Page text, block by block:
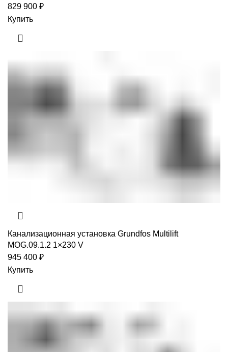
829 900 ₽
Купить
Канализационная установка Grundfos Multilift
MOG.09.1.2 1×230 V
945 400 ₽
Купить